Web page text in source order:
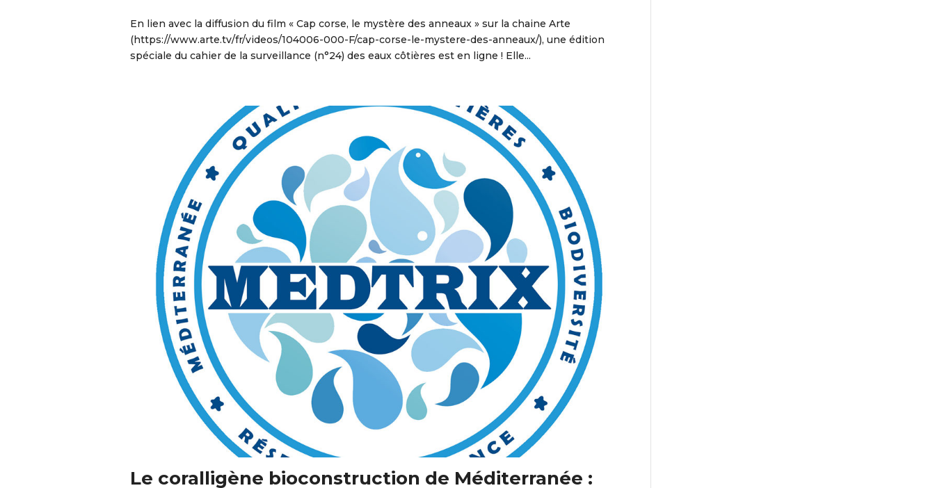
En lien avec la diffusion du film « Cap corse, le mystère des anneaux » sur la chaine Arte
(https://www.arte.tv/fr/videos/104006-000-F/cap-corse-le-mystere-des-anneaux/), une édition
spéciale du cahier de la surveillance (n°24) des eaux côtières est en ligne ! Elle...
Le coralligène bioconstruction de Méditerranée :